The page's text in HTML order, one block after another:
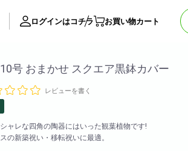
ログインはコチラ お買い物カート
ラリー
フラスタ
> biotop 心斎橋店
号 おまかせ スクエア黒鉢カバー
レビューを書く
ャレな四角の陶器にはいった観葉植物です!
の新築祝い・移転祝いに最適。